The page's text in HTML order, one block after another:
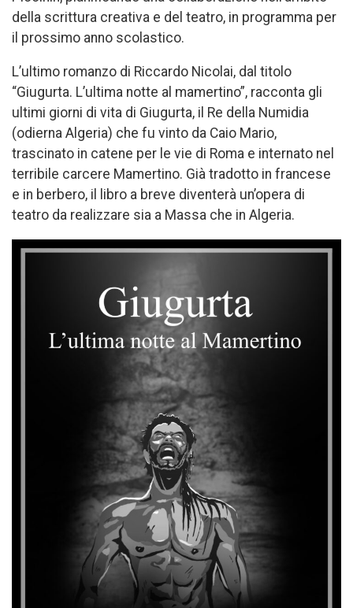
della scrittura creativa e del teatro, in programma per
il prossimo anno scolastico.
L’ultimo romanzo di Riccardo Nicolai, dal titolo
“Giugurta. L’ultima notte al mamertino”, racconta gli
ultimi giorni di vita di Giugurta, il Re della Numidia
(odierna Algeria) che fu vinto da Caio Mario,
trascinato in catene per le vie di Roma e internato nel
terribile carcere Mamertino. Già tradotto in francese
e in berbero, il libro a breve diventerà un’opera di
teatro da realizzare sia a Massa che in Algeria.